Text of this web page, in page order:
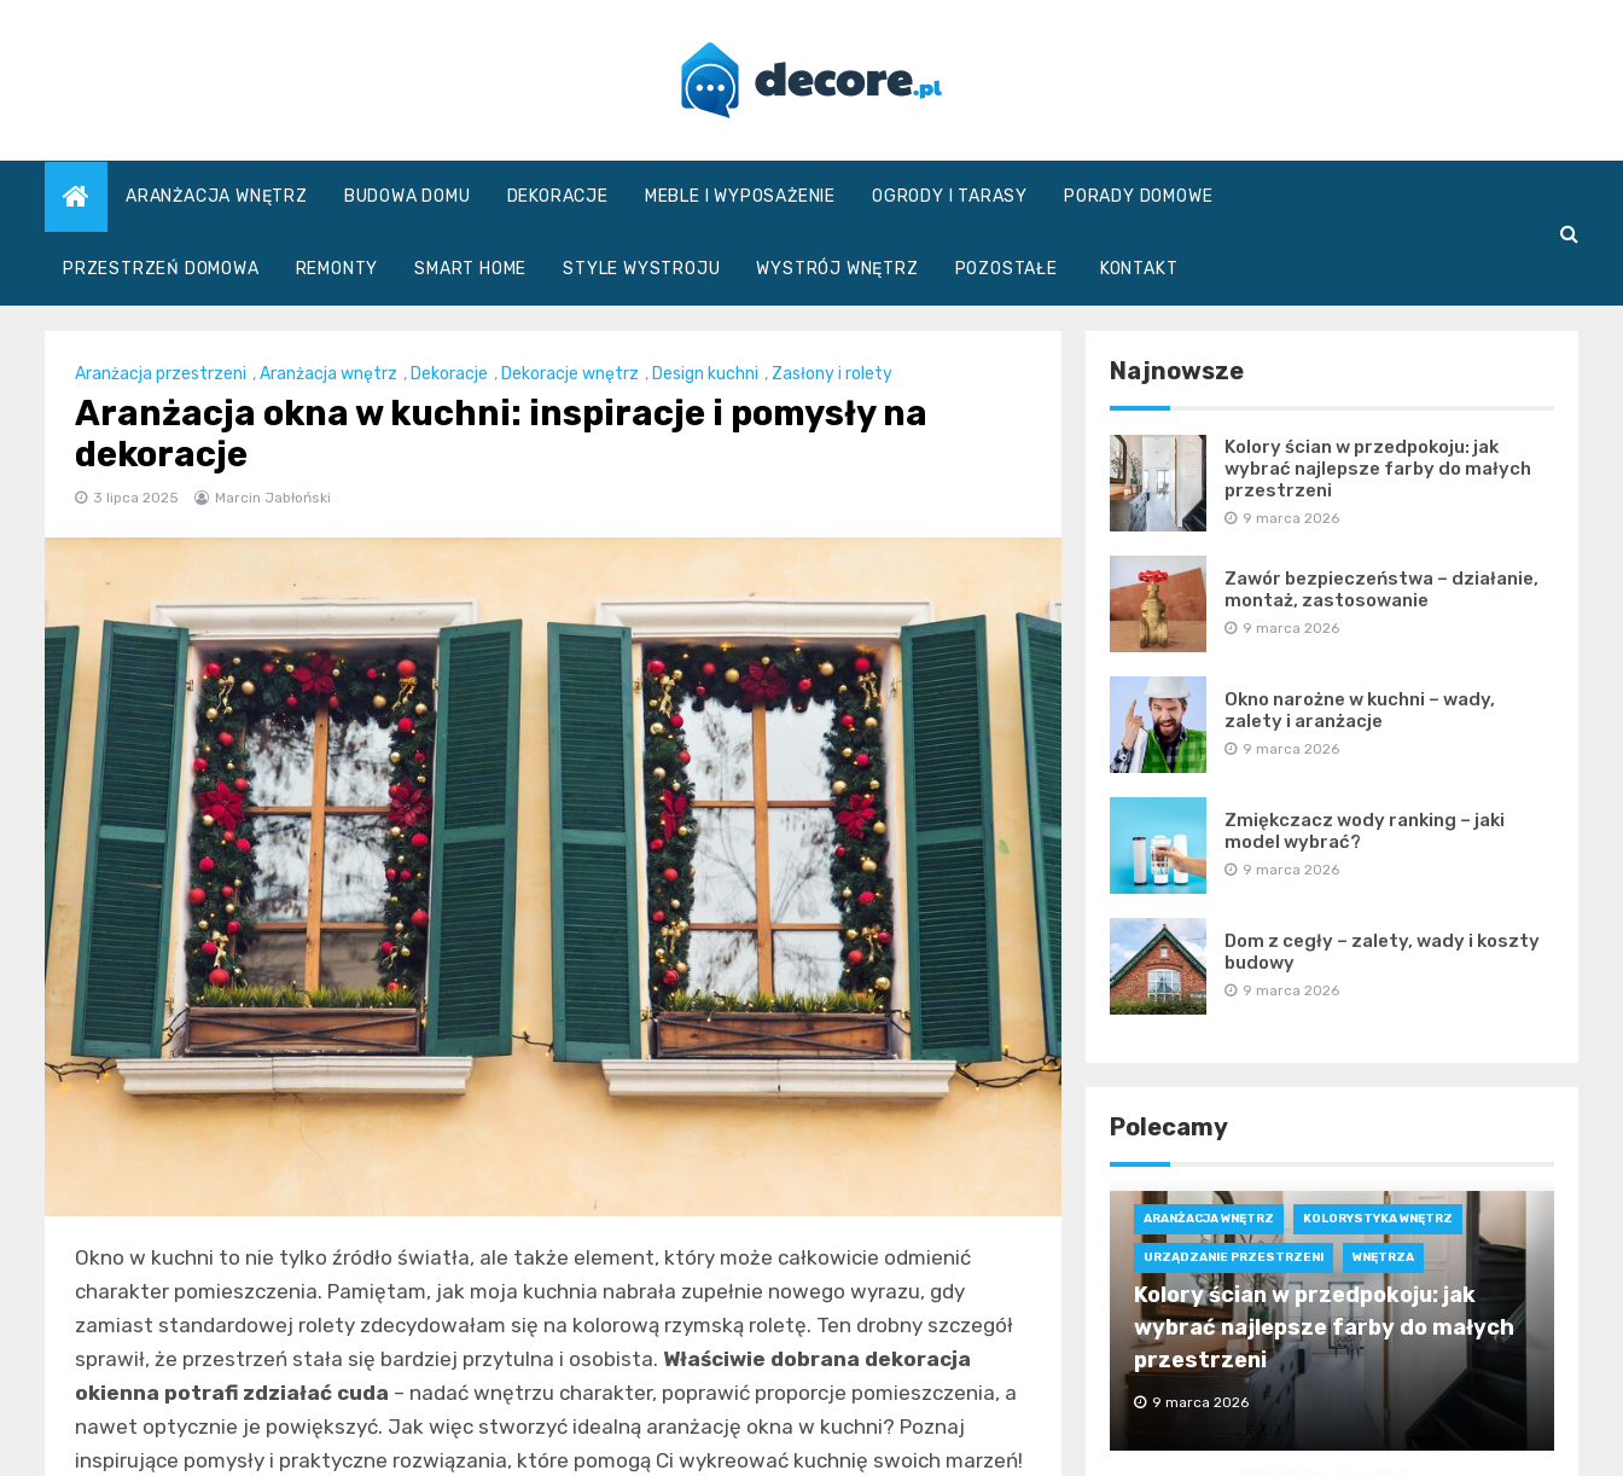
decore.pl
ARANŻACJA WNĘTRZ BUDOWA DOMU DEKORACJE MEBLE I WYPOSAŻENIE OGRODY I TARASY PORADY DOMOWE
PRZESTRZEŃ DOMOWA REMONTY SMART HOME STYLE WYSTROJU WYSTRÓJ WNĘTRZ POZOSTAŁE KONTAKT
Aranżacja przestrzeni ,Aranżacja wnętrz , Dekoracje , Dekoracje wnętrz , Design kuchni , Zasłony i rolety
Aranżacja okna w kuchni: inspiracje i pomysły na
dekoracje
3 lipca 2025 Marcin Jabłoński
Okno w kuchni to nie tylko źródło światła, ale także element, który może całkowicie odmienić
charakter pomieszczenia. Pamiętam, jak moja kuchnia nabrała zupełnie nowego wyrazu, gdy
zamiast standardowej rolety zdecydowałam się na kolorową rzymską roletę. Ten drobny szczegół
sprawił, że przestrzeń stała się bardziej przytulna i osobista. Właściwie dobrana dekoracja
okienna potrafi zdziałać cuda – nadać wnętrzu charakter, poprawić proporcje pomieszczenia, a
nawet optycznie je powiększyć. Jak więc stworzyć idealną aranżację okna w kuchni? Poznaj
inspirujące pomysły i praktyczne rozwiązania, które pomogą Ci wykreować kuchnię swoich marzeń!
Najnowsze
Kolory ścian w przedpokoju: jak
wybrać najlepsze farby do małych
przestrzeni
9 marca 2026
Zawór bezpieczeństwa – działanie,
montaż, zastosowanie
9 marca 2026
Okno narożne w kuchni – wady,
zalety i aranżacje
9 marca 2026
Zmiękczacz wody ranking – jaki
model wybrać?
9 marca 2026
Dom z cegły – zalety, wady i koszty
budowy
9 marca 2026
Polecamy
ARANŻACJA WNĘTRZ KOLORYSTYKA WNĘTRZ
URZĄDZANIE PRZESTRZENI WNĘTRZA
Kolory ścian w przedpokoju: jak
wybrać najlepsze farby do małych
przestrzeni
9 marca 2026